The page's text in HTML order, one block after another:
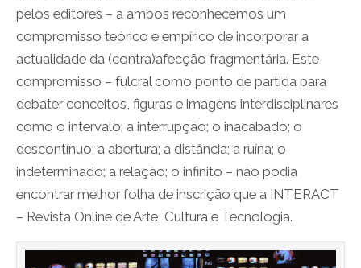
pelos editores – a ambos reconhecemos um
compromisso teórico e empírico de incorporar a
actualidade da (contra)afecção fragmentária. Este
compromisso – fulcral como ponto de partida para
debater conceitos, figuras e imagens interdisciplinares
como o intervalo; a interrupção; o inacabado; o
descontínuo; a abertura; a distância; a ruína; o
indeterminado; a relação; o infinito – não podia
encontrar melhor folha de inscrição que a INTERACT
– Revista Online de Arte, Cultura e Tecnologia.